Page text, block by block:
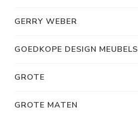
GERRY WEBER
GOEDKOPE DESIGN MEUBELS
GROTE
GROTE MATEN